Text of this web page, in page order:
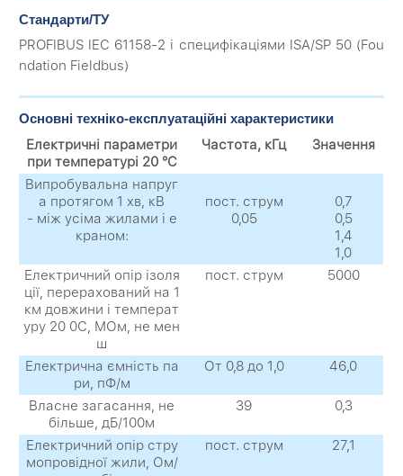
Стандарти/ТУ
PROFIBUS IEC 61158-2 і специфікаціями ISA/SP 50 (Fou
ndation Fieldbus)
Основні техніко-експлуатаційні характеристики
Електричні параметри
при температурі 20 °C
Частота, кГц Значення
Випробувальна напруг
а протягом 1 хв, кВ
- між усіма жилами і е
краном:
пост. струм
0,05
0,7
0,5
1,4
1,0
Електричний опір ізоля
ції, перерахований на 1
км довжини і температ
уру 20 0С, МОм, не мен
ш
пост. струм 5000
Електрична ємність па
ри, пФ/м
От 0,8 до 1,0 46,0
Власне загасання, не
більше, дБ/100м
39 0,3
Електричний опір стру
мопровідної жили, Ом/
пост. струм 27,1